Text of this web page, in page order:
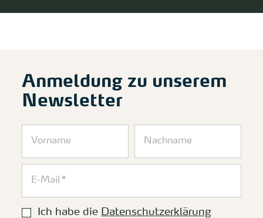
Anmeldung zu unserem
Newsletter
Ich habe die Datenschutzerklärung